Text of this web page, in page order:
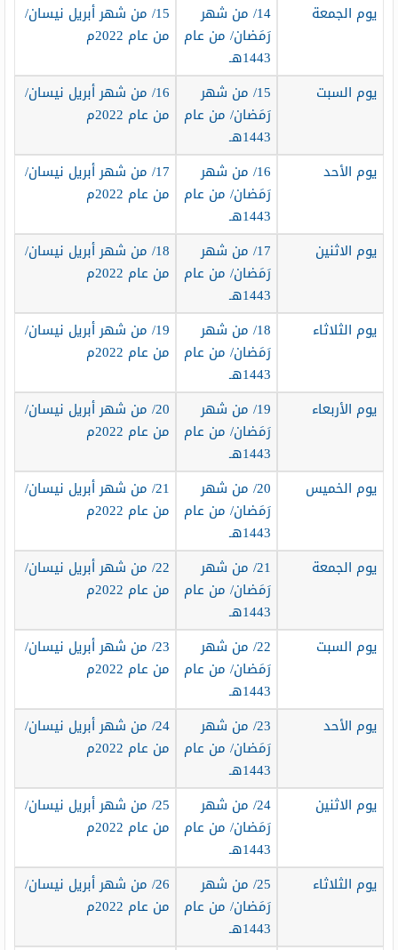
يوم الجمعة
14/ من شهر
رَمَضان/ من عام
1443هـ
15/ من شهر أبريل نيسان/
من عام 2022م
يوم السبت
15/ من شهر
رَمَضان/ من عام
1443هـ
16/ من شهر أبريل نيسان/
من عام 2022م
يوم الأحد
16/ من شهر
رَمَضان/ من عام
1443هـ
17/ من شهر أبريل نيسان/
من عام 2022م
يوم الاثنين
17/ من شهر
رَمَضان/ من عام
1443هـ
18/ من شهر أبريل نيسان/
من عام 2022م
يوم الثلاثاء
18/ من شهر
رَمَضان/ من عام
1443هـ
19/ من شهر أبريل نيسان/
من عام 2022م
يوم الأربعاء
19/ من شهر
رَمَضان/ من عام
1443هـ
20/ من شهر أبريل نيسان/
من عام 2022م
يوم الخميس
20/ من شهر
رَمَضان/ من عام
1443هـ
21/ من شهر أبريل نيسان/
من عام 2022م
يوم الجمعة
21/ من شهر
رَمَضان/ من عام
1443هـ
22/ من شهر أبريل نيسان/
من عام 2022م
يوم السبت
22/ من شهر
رَمَضان/ من عام
1443هـ
23/ من شهر أبريل نيسان/
من عام 2022م
يوم الأحد
23/ من شهر
رَمَضان/ من عام
1443هـ
24/ من شهر أبريل نيسان/
من عام 2022م
يوم الاثنين
24/ من شهر
رَمَضان/ من عام
1443هـ
25/ من شهر أبريل نيسان/
من عام 2022م
يوم الثلاثاء
25/ من شهر
رَمَضان/ من عام
1443هـ
26/ من شهر أبريل نيسان/
من عام 2022م